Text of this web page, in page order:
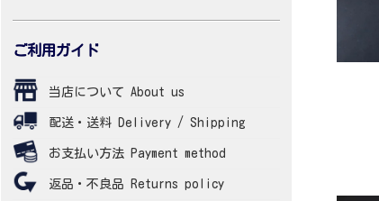
ご利用ガイド
当店について About us
配送・送料 Delivery / Shipping
お支払い方法 Payment method
返品・不良品 Returns policy